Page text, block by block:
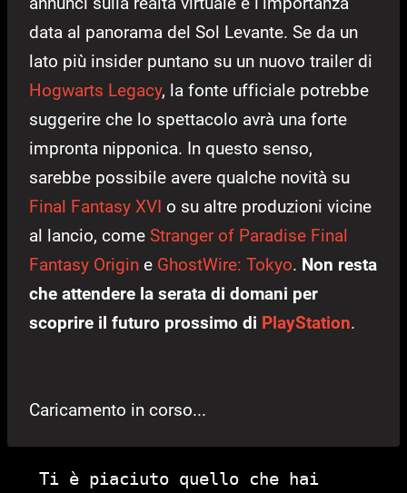
data al panorama del Sol Levante. Se da un
lato più insider puntano su un nuovo trailer di
Hogwarts Legacy, la fonte ufficiale potrebbe
suggerire che lo spettacolo avrà una forte
impronta nipponica. In questo senso,
sarebbe possibile avere qualche novità su
Final Fantasy XVI o su altre produzioni vicine
al lancio, come Stranger of Paradise Final
Fantasy Origin e GhostWire: Tokyo. Non resta
che attendere la serata di domani per
scoprire il futuro prossimo di PlayStation.
Caricamento in corso...
Ti è piaciuto quello che hai